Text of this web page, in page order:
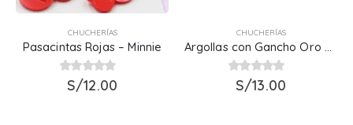
CHUCHERÍAS
Pasacintas Rojas – Minnie
out of 5
S/12.00
CHUCHERÍAS
Argollas con Gancho Oro Viejo
out of 5
S/13.00